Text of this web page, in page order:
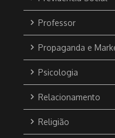
Professor
Propaganda e
Psicologia
Relacionamento
Religião